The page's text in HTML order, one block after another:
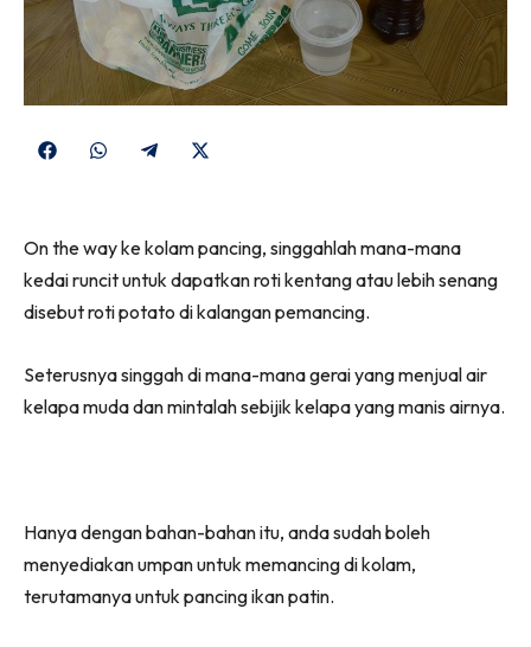
Share
Share
Share
(Twitter)
On the way ke kolam pancing, singgahlah mana-mana
kedai runcit untuk dapatkan roti kentang atau lebih senang
disebut roti potato di kalangan pemancing.
Seterusnya singgah di mana-mana gerai yang menjual air
kelapa muda dan mintalah sebijik kelapa yang manis airnya.
Hanya dengan bahan-bahan itu, anda sudah boleh
menyediakan umpan untuk memancing di kolam,
terutamanya untuk pancing ikan patin.